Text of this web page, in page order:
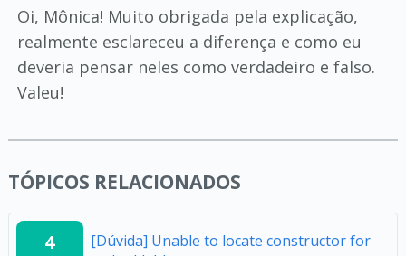
Oi, Mônica! Muito obrigada pela explicação,
realmente esclareceu a diferença e como eu
deveria pensar neles como verdadeiro e falso.
Valeu!
TÓPICOS RELACIONADOS
4
[Dúvida] Unable to locate constructor for